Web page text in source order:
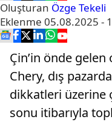
Oluşturan Özge Tekeli
Eklenme 05.08.2025 -
Çin’in önde
Chery, dış
dikkatleri üzerine
sonu itibarıyla